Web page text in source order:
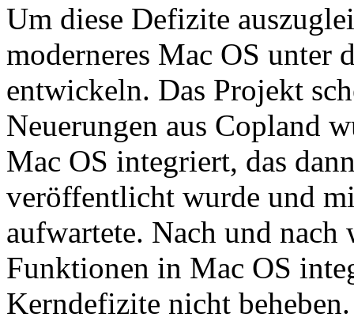
Um diese Defizite
moderneres Mac OS unter
entwickeln. Das Projekt
Neuerungen aus Copland
Mac OS integriert, das
veröffentlicht wurde und
aufwartete. Nach und
Funktionen in Mac OS
Kerndefizite nicht beheben.